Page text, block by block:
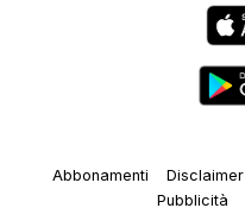
Abbonamenti Disclaimer
Pubblicità